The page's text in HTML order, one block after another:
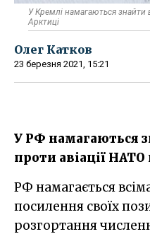
У Кремлі намагаються
Арктиці
Олег Катков
23 березня 2021, 15:21
У РФ намагаються
проти авіації
РФ намагається всіма силами знайти шляхи
посилення своїх
розгортання